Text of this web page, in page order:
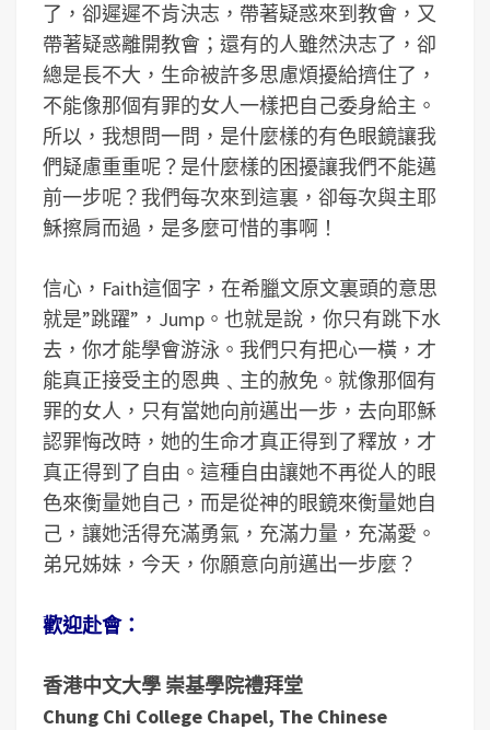
了，卻遲遲不肯決志，帶著疑惑來到教會，又
帶著疑惑離開教會；還有的人雖然決志了，卻
總是長不大，生命被許多思慮煩擾給擠住了，
不能像那個有罪的女人一樣把自己委身給主。
所以，我想問一問，是什麼樣的有色眼鏡讓我
們疑慮重重呢？是什麼樣的困擾讓我們不能邁
前一步呢？我們每次來到這裏，卻每次與主耶
穌擦肩而過，是多麼可惜的事啊！
信心，Faith這個字，在希臘文原文裏頭的意思
就是”跳躍”，Jump。也就是說，你只有跳下水
去，你才能學會游泳。我們只有把心一橫，才
能真正接受主的恩典﹑主的赦免。就像那個有
罪的女人，只有當她向前邁出一步，去向耶穌
認罪悔改時，她的生命才真正得到了釋放，才
真正得到了自由。這種自由讓她不再從人的眼
色來衡量她自己，而是從神的眼鏡來衡量她自
己，讓她活得充滿勇氣，充滿力量，充滿愛。
弟兄姊妹，今天，你願意向前邁出一步麼？
歡迎赴會：
香港中文大學 崇基學院禮拜堂
Chung Chi College Chapel, The Chinese